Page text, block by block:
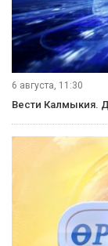
6 августа, 11:30
Вести Калмыкия.